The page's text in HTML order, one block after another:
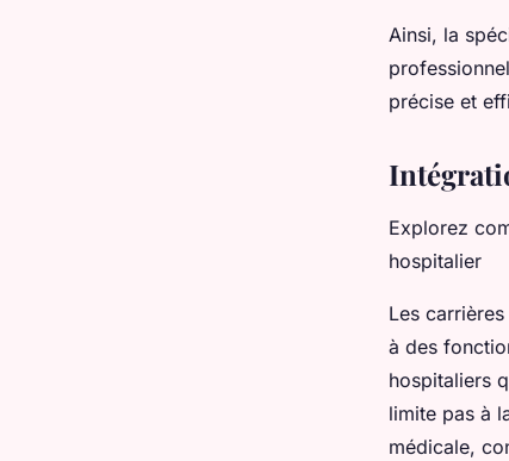
Ainsi, la
précise et
Explorez
hospitalier
Les
à des
hospitaliers
limite pas à
médicale,